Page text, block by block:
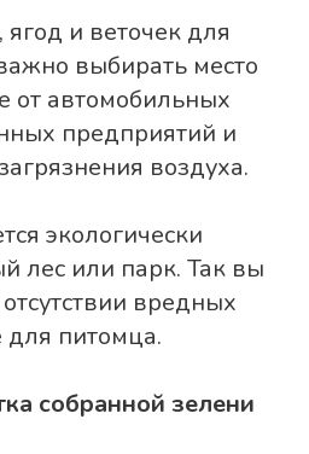
и веточек для
выбирать место
от автомобильных
предприятий и
воздуха.
экологически
лес или парк. Так вы
вредных
питомца.
собранной зелени